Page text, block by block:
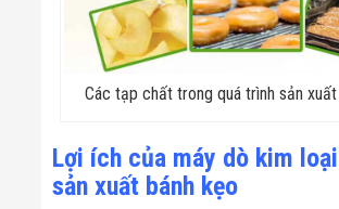
Các tạp chất trong quá trình sản xuất
Lợi ích của máy dò kim
sản xuất bánh kẹo